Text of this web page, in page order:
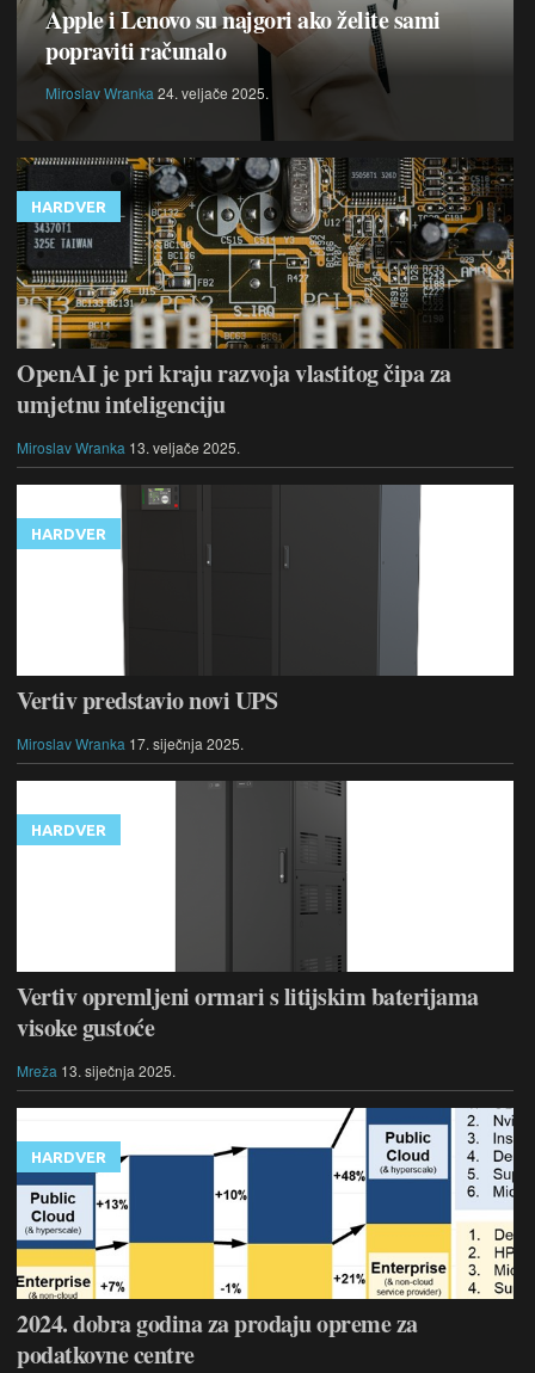
Apple i Lenovo su najgori ako želite sami
popraviti računalo
Miroslav Wranka 24. veljače 2025.
HARDVER
OpenAI je pri kraju razvoja vlastitog čipa za
umjetnu inteligenciju
Miroslav Wranka 13. veljače 2025.
HARDVER
Vertiv predstavio novi UPS
Miroslav Wranka 17. siječnja 2025.
HARDVER
Vertiv opremljeni ormari s litijskim baterijama
visoke gustoće
Mreža 13. siječnja 2025.
HARDVER
2024. dobra godina za prodaju opreme za
podatkovne centre